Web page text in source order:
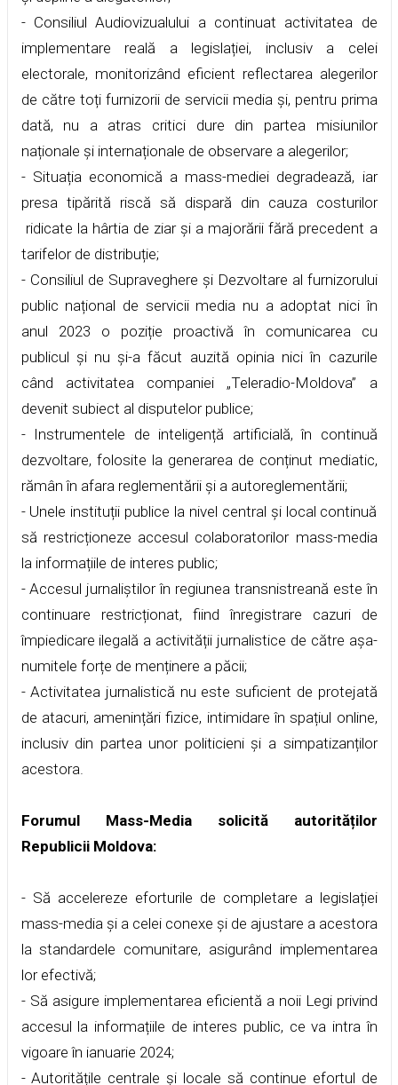
- Consiliul Audiovizualului a continuat activitatea de
implementare reală a legislației, inclusiv a celei
electorale, monitorizând eficient reflectarea alegerilor
de către toți furnizorii de servicii media și, pentru prima
dată, nu a atras critici dure din partea misiunilor
naționale și internaționale de observare a alegerilor;
- Situația economică a mass-mediei degradează, iar
presa tipărită riscă să dispară din cauza costurilor
ridicate la hârtia de ziar și a majorării fără precedent a
tarifelor de distribuție;
- Consiliul de Supraveghere și Dezvoltare al furnizorului
public național de servicii media nu a adoptat nici în
anul 2023 o poziție proactivă în comunicarea cu
publicul și nu și-a făcut auzită opinia nici în cazurile
când activitatea companiei „Teleradio-Moldova” a
devenit subiect al disputelor publice;
- Instrumentele de inteligență artificială, în continuă
dezvoltare, folosite la generarea de conținut mediatic,
rămân în afara reglementării și a autoreglementării;
- Unele instituții publice la nivel central și local continuă
să restricționeze accesul colaboratorilor mass-media
la informațiile de interes public;
- Accesul jurnaliștilor în regiunea transnistreană este în
continuare restricționat, fiind înregistrare cazuri de
împiedicare ilegală a activității jurnalistice de către așa-
numitele forțe de menținere a păcii;
- Activitatea jurnalistică nu este suficient de protejată
de atacuri, amenințări fizice, intimidare în spațiul online,
inclusiv din partea unor politicieni și a simpatizanților
acestora.
Forumul Mass-Media solicită autorităților
Republicii Moldova:
- Să accelereze eforturile de completare a legislației
mass-media și a celei conexe și de ajustare a acestora
la standardele comunitare, asigurând implementarea
lor efectivă;
- Să asigure implementarea eficientă a noii Legi privind
accesul la informațiile de interes public, ce va intra în
vigoare în ianuarie 2024;
- Autoritățile centrale și locale să continue efortul de